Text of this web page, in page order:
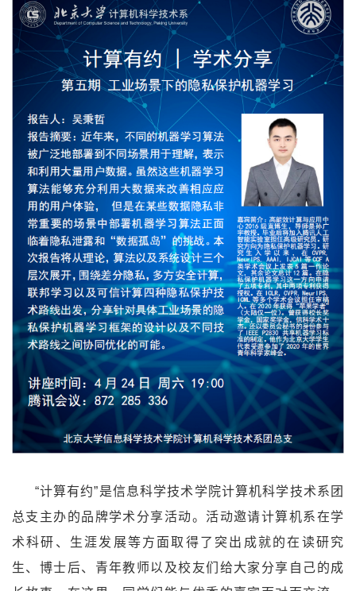
“计算有约”是信息科学技术学院计算机科学技术系团
总支主办的品牌学术分享活动。活动邀请计算机系在学
术科研、生涯发展等方面取得了突出成就的在读研究
生、博士后、青年教师以及校友们给大家分享自己的成